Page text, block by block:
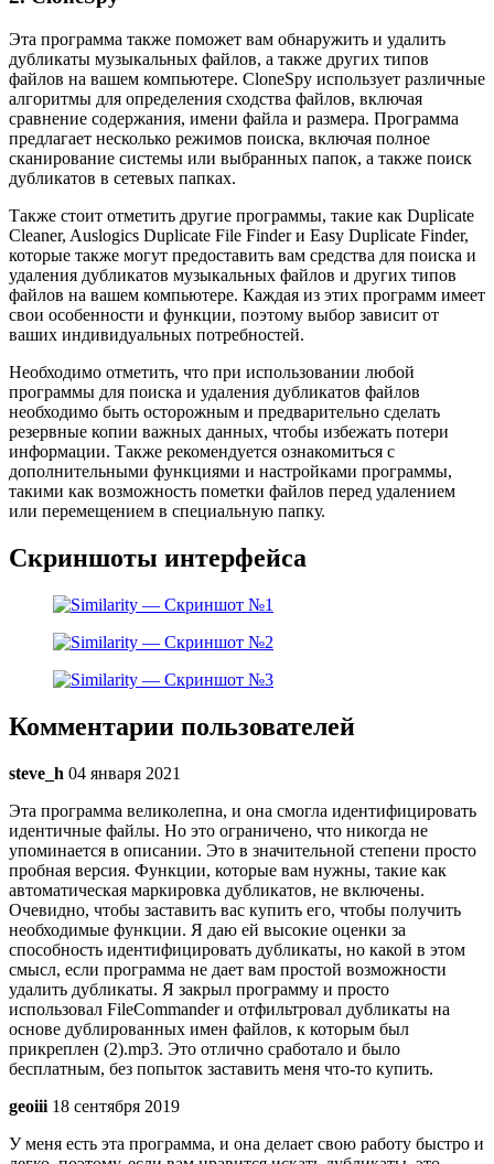
Эта программа также поможет вам обнаружить и удалить
дубликаты музыкальных файлов, а также других типов
файлов на вашем компьютере. CloneSpy использует различные
алгоритмы для определения сходства файлов, включая
сравнение содержания, имени файла и размера. Программа
предлагает несколько режимов поиска, включая полное
сканирование системы или выбранных папок, а также поиск
дубликатов в сетевых папках.
Также стоит отметить другие программы, такие как Duplicate
Cleaner, Auslogics Duplicate File Finder и Easy Duplicate Finder,
которые также могут предоставить вам средства для поиска и
удаления дубликатов музыкальных файлов и других типов
файлов на вашем компьютере. Каждая из этих программ имеет
свои особенности и функции, поэтому выбор зависит от
ваших индивидуальных потребностей.
Необходимо отметить, что при использовании любой
программы для поиска и удаления дубликатов файлов
необходимо быть осторожным и предварительно сделать
резервные копии важных данных, чтобы избежать потери
информации. Также рекомендуется ознакомиться с
дополнительными функциями и настройками программы,
такими как возможность пометки файлов перед удалением
или перемещением в специальную папку.
Скриншоты интерфейса
Комментарии пользователей
steve_h 04 января 2021
Эта программа великолепна, и она смогла идентифицировать
идентичные файлы. Но это ограничено, что никогда не
упоминается в описании. Это в значительной степени просто
пробная версия. Функции, которые вам нужны, такие как
автоматическая маркировка дубликатов, не включены.
Очевидно, чтобы заставить вас купить его, чтобы получить
необходимые функции. Я даю ей высокие оценки за
способность идентифицировать дубликаты, но какой в этом
смысл, если программа не дает вам простой возможности
удалить дубликаты. Я закрыл программу и просто
использовал FileCommander и отфильтровал дубликаты на
основе дублированных имен файлов, к которым был
прикреплен (2).mp3. Это отлично сработало и было
бесплатным, без попыток заставить меня что-то купить.
geoiii 18 сентября 2019
У меня есть эта программа, и она делает свою работу быстро и